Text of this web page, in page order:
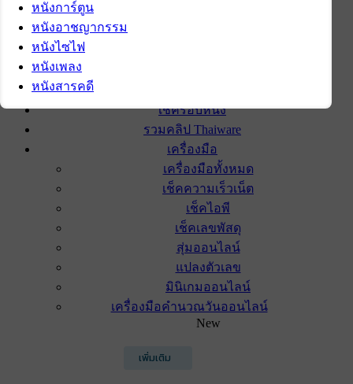
เช็ครอบหนัง
รวมคลิป Thaiware
เครื่องมือ
เครื่องมือทั้งหมด
เช็คความเร็วเน็ต
เช็คไอพี
เช็คเลขพัสดุ
สุ่มออนไลน์
แปลงตัวเลข
มินิเกมออนไลน์
เครื่องมือคำนวณวันออนไลน์
New
เพิ่มเติม
หนังการ์ตูน
หนังอาชญากรรม
หนังไซไฟ
หนังเพลง
หนังสารคดี